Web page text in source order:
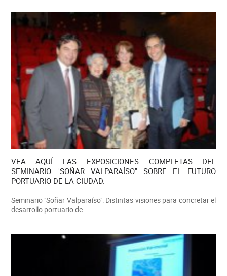
VEA AQUÍ LAS EXPOSICIONES COMPLETAS DEL
SEMINARIO "SOÑAR VALPARAÍSO" SOBRE EL FUTURO
PORTUARIO DE LA CIUDAD.
Seminario "Soñar Valparaíso": Distintas visiones para concretar el
desarrollo portuario de...